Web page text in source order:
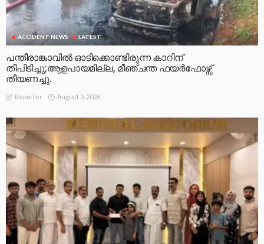
ACCIDENT NEWS LATEST
പന്തീരാങ്കാവിൽ ഓടിക്കൊണ്ടിരുന്ന കാറിന്
തീപിടിച്ചു;ആളപായമില്ല, മീഞ്ചന്ത ഫയർഫോഴ്സ്
തീയണച്ചു.
Reporter August 5, 2026